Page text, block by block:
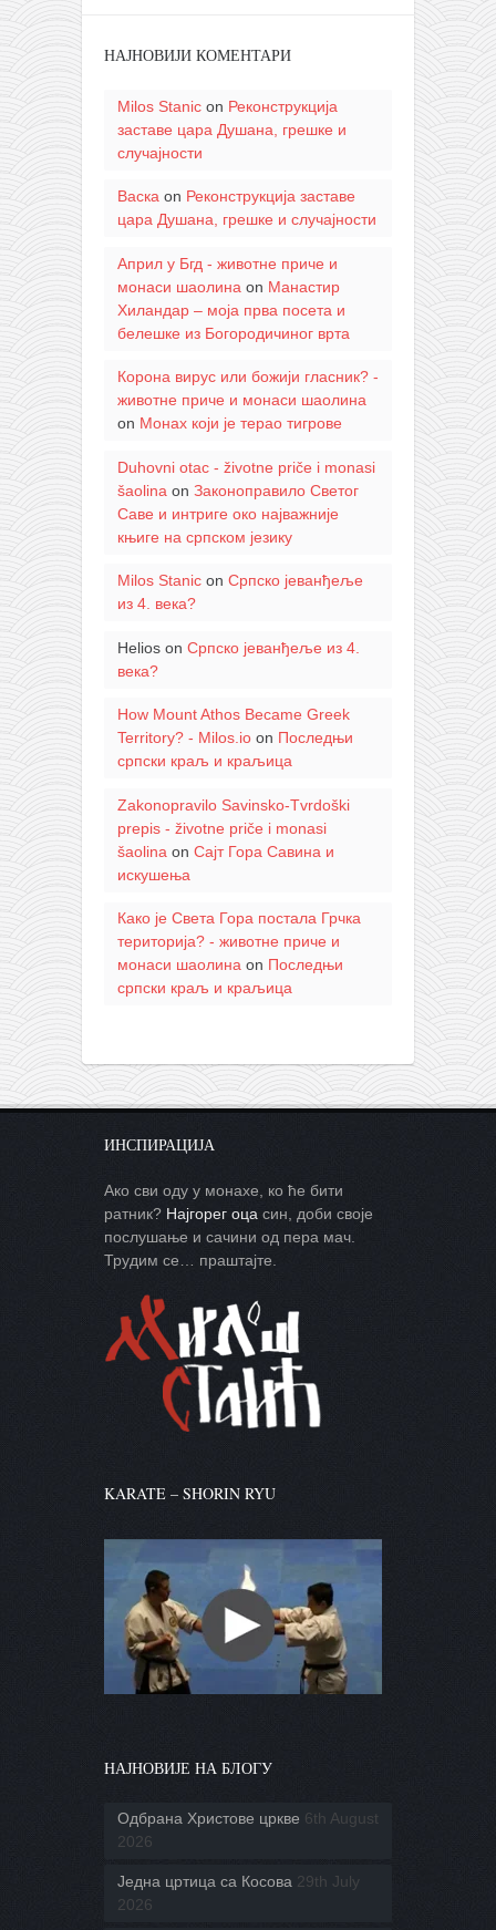
НАЈНОВИЈИ КОМЕНТАРИ
Milos Stanicon Реконструкција
заставе цара Душана, грешке и
случајности
Васка on Реконструкција заставе
цара Душана, грешке и случајности
Април у Бгд - животне приче и
монаси шаолина on Манастир
Хиландар – моја прва посета и
белешке из Богородичиног врта
Корона вирус или божији гласник? -
животне приче и монаси шаолина
on Монах који је терао тигрове
Duhovni otac - životne priče i monasi
šaolina on Законоправило Светог
Саве и интриге око најважније
књиге на српском језику
Milos Stanicon Српско јеванђеље
из 4. века?
Helioson Српско јеванђеље из 4.
века?
How Mount Athos Became Greek
Territory? - Milos.ioon Последњи
српски краљ и краљица
Zakonopravilo Savinsko-Tvrdoški
prepis - životne priče i monasi
šaolina on Сајт Гора Савина и
искушења
Како је Света Гора постала Грчка
територија? - животне приче и
монаси шаолинаon Последњи
српски краљ и краљица
ИНСПИРАЦИЈА
Ако сви оду у монахе, ко ће бити
ратник? Најгорег оца син, доби своје
послушање и сачини од пера мач.
Трудим се… праштајте.
KARATE – SHORIN RYU
НАЈНОВИЈЕ НА БЛОГУ
Одбрана Христове цркве 6th August
2026
Једна цртица са Косова 29th July
2026